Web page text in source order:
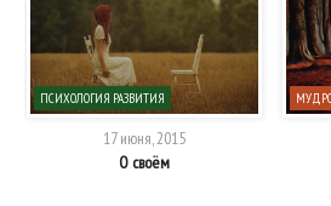
ПСИХОЛОГИЯ РАЗВИТИЯ
17 июня, 2015
О своём